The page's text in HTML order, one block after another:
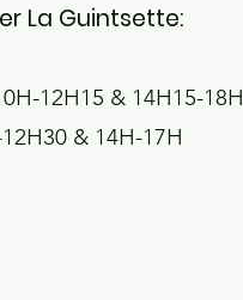
La Guintsette:
12H15 & 14H15-18H
& 14H-17H